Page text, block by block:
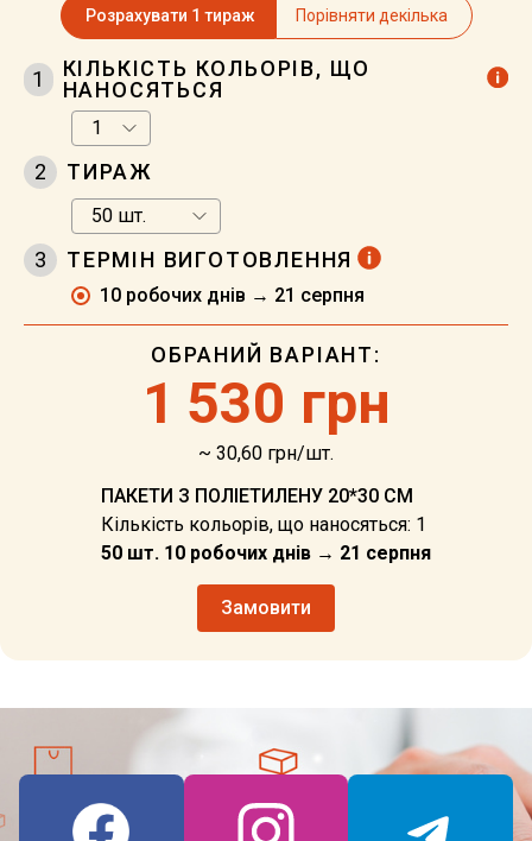
Розрахувати 1 тираж Порівняти декілька
1
КІЛЬКІСТЬ КОЛЬОРІВ, ЩО
НАНОСЯТЬСЯ
2 ТИРАЖ
3 ТЕРМІН ВИГОТОВЛЕННЯ
10 робочих днів → 21 серпня
ОБРАНИЙ ВАРІАНТ:
1 530 грн
~ 30,60 грн/шт.
ПАКЕТИ З ПОЛІЕТИЛЕНУ 20*30 СМ
Кількість кольорів, що наносяться: 1
50 шт. 10 робочих днів → 21 серпня
Замовити